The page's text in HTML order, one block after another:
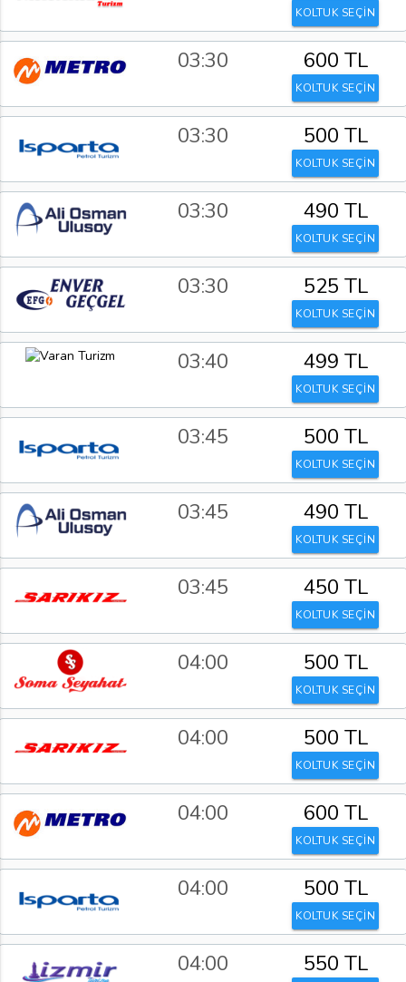
KOLTUK SEÇİN
03:30 600 TL
KOLTUK SEÇİN
03:30 500 TL
KOLTUK SEÇİN
03:30 490 TL
KOLTUK SEÇİN
03:30 525 TL
KOLTUK SEÇİN
03:40 499 TL
KOLTUK SEÇİN
03:45 500 TL
KOLTUK SEÇİN
03:45 490 TL
KOLTUK SEÇİN
03:45 450 TL
KOLTUK SEÇİN
04:00 500 TL
KOLTUK SEÇİN
04:00 500 TL
KOLTUK SEÇİN
04:00 600 TL
KOLTUK SEÇİN
04:00 500 TL
KOLTUK SEÇİN
04:00 550 TL